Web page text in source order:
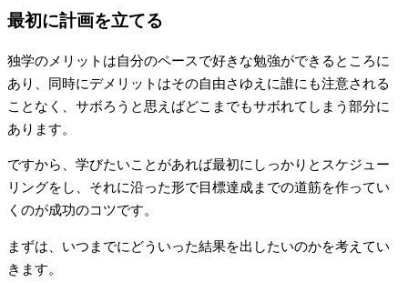
最初に計画を立てる
独学のメリットは自分のペースで好きな勉強ができるところに
あり、同時にデメリットはその自由さゆえに誰にも注意される
ことなく、サボろうと思えばどこまでもサボれてしまう部分に
あります。
ですから、学びたいことがあれば最初にしっかりとスケジュー
リングをし、それに沿った形で目標達成までの道筋を作ってい
くのが成功のコツです。
まずは、いつまでにどういった結果を出したいのかを考えてい
きます。